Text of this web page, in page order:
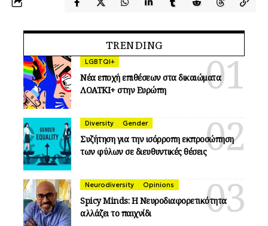
TRENDING
LGBTQI+
Νέα εποχή επιθέσεων στα δικαιώματα
ΛΟΑΤΚΙ+ στην Ευρώπη
Diversity Gender
Συζήτηση για την ισόρροπη εκπροσώπηση
των φύλων σε διευθυντικές θέσεις
Neurodiversity Opinions
Spicy Minds: Η Νευροδιαφορετικότητα
αλλάζει το παιχνίδι